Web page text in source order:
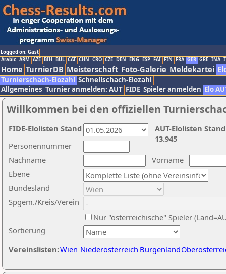
Logged on: Gast
Arabic ARM AZE BIH BUL CAT CHN CRO CZE DEN ENG ESP FAI FIN FRA GER GRE INA
Home TurnierDB Meisterschaft Foto-Galerie Meldekartei
Turnierschach-Elozahl Schnellschach-Elozahl
Allgemeines Turnier anmelden: AUT FIDE Spieler anmelden Elo
Willkommen bei den offiziellen
Nachname
Vorname
Ebene
Sortierung
Personennummer
Bundesland
Spgem./Kreis/Verein
Nur "österreichische" Spieler
Vereinslisten:Wien Niederösterreich Burgenland
AUT-Elolisten
13.945
FIDE-Elolisten Stand